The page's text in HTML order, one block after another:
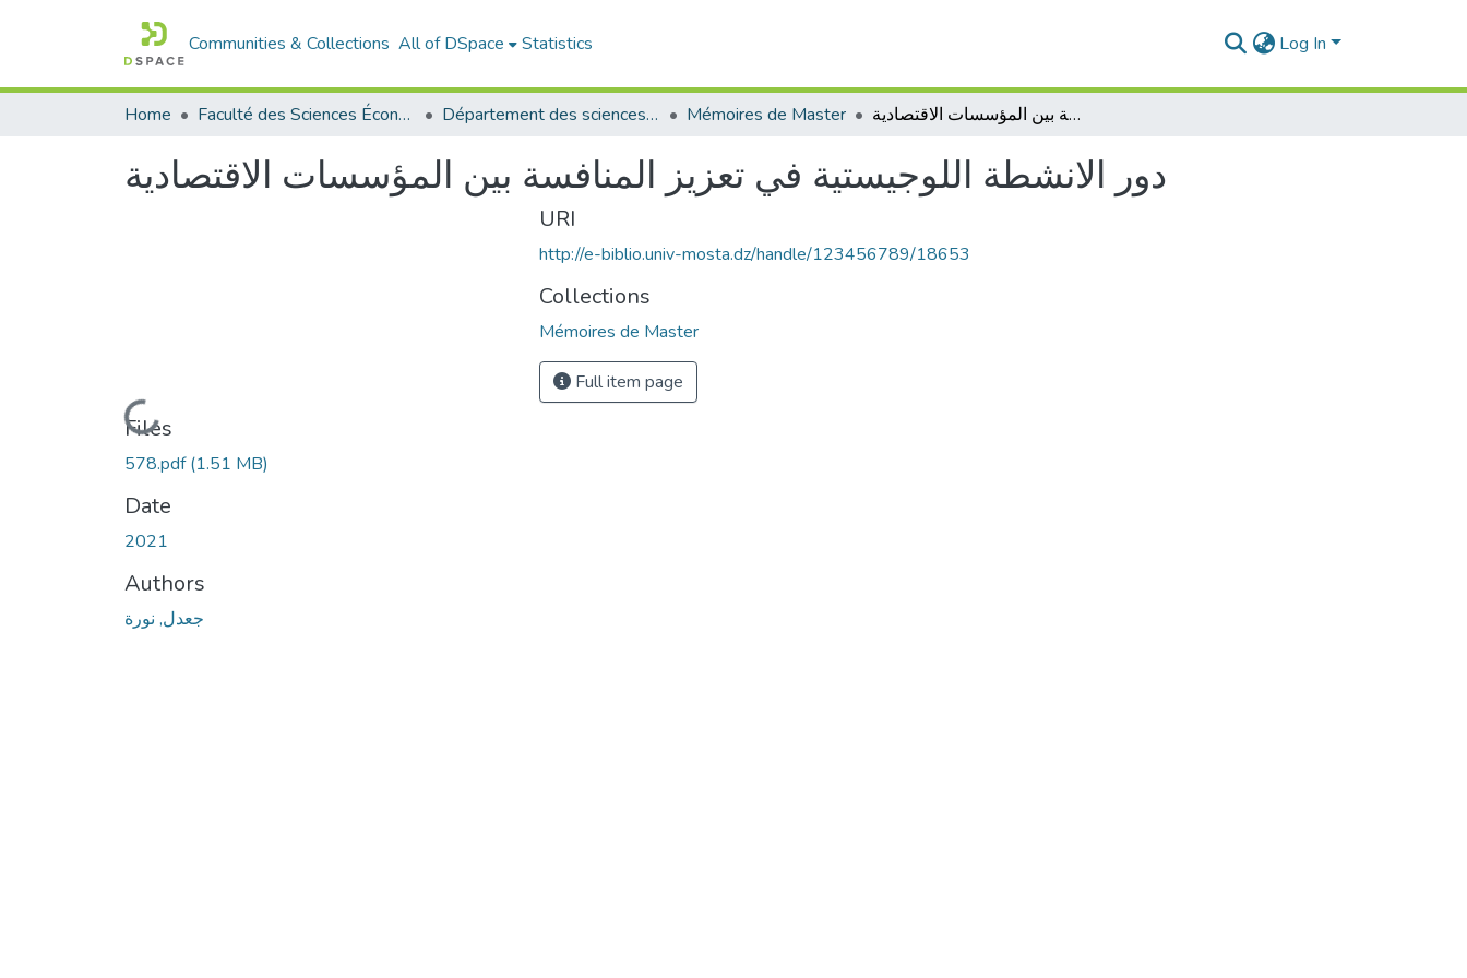
Communities & Collections All of DSpace Statistics Log In
Home Faculté des Sciences Économiques Commerciales et des Sciences de Gestion Département des sciences économiques Mémoires de Master دور الانشطة اللوجيستية في تعزيز المنافسة بين المؤسسات الاقتصادية
دور الانشطة اللوجيستية في تعزيز المنافسة بين المؤسسات الاقتصادية
Loading...
Files
578.pdf(1.51 MB)
Date
2021
Authors
جعدل, نورة
URI
http://e-biblio.univ-mosta.dz/handle/123456789/18653
Collections
Mémoires de Master
Full item page